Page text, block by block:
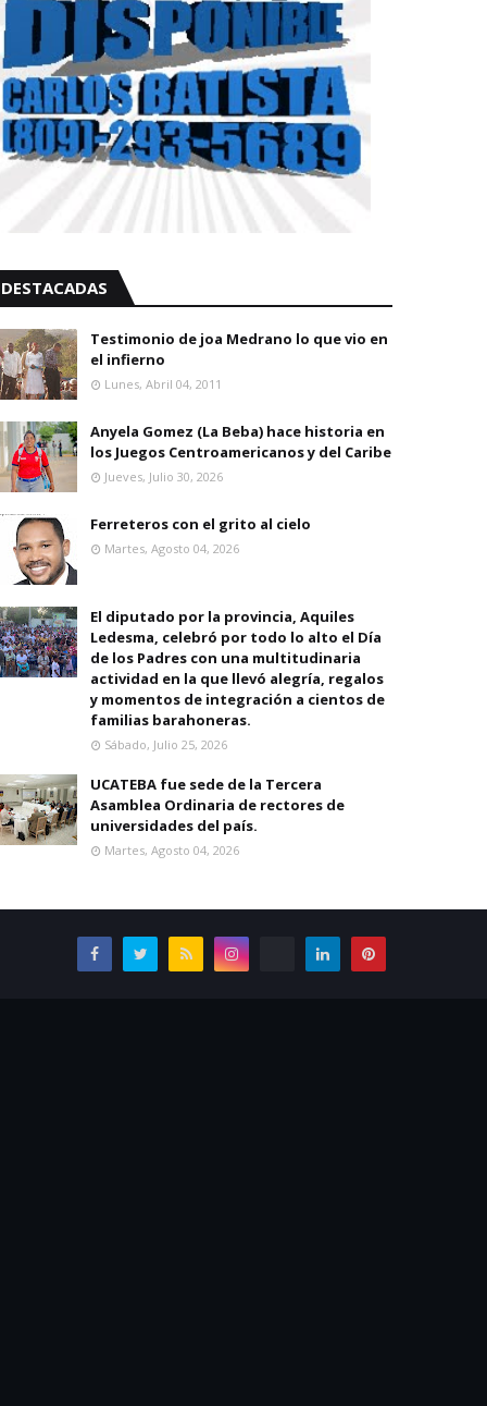
DESTACADAS
Testimonio de joa Medrano lo que vio en
el infierno
Lunes, Abril 04, 2011
Anyela Gomez (La Beba) hace historia en
los Juegos Centroamericanos y del Caribe
Jueves, Julio 30, 2026
Ferreteros con el grito al cielo
Martes, Agosto 04, 2026
El diputado por la provincia, Aquiles
Ledesma, celebró por todo lo alto el Día
de los Padres con una multitudinaria
actividad en la que llevó alegría, regalos
y momentos de integración a cientos de
familias barahoneras.
Sábado, Julio 25, 2026
UCATEBA fue sede de la Tercera
Asamblea Ordinaria de rectores de
universidades del país.
Martes, Agosto 04, 2026